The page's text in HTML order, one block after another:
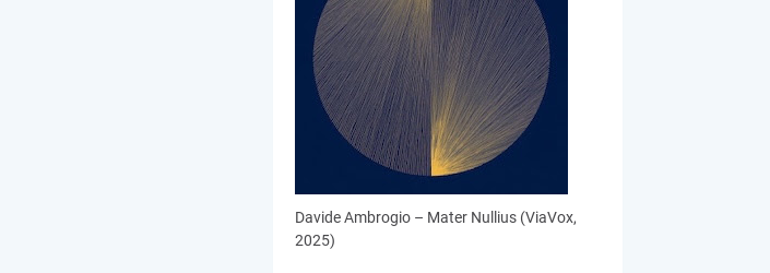
Davide Ambrogio – Mater Nullius (ViaVox,
2025)